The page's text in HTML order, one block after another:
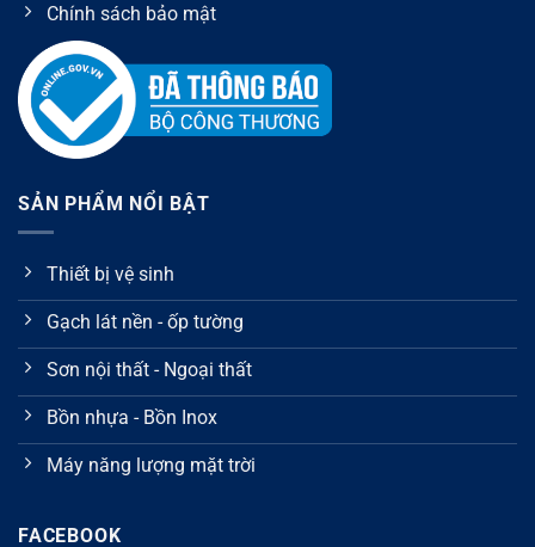
Chính sách bảo mật
SẢN PHẨM NỔI BẬT
Thiết bị vệ sinh
Gạch lát nền - ốp tường
Sơn nội thất - Ngoại thất
Bồn nhựa - Bồn Inox
Máy năng lượng mặt trời
FACEBOOK